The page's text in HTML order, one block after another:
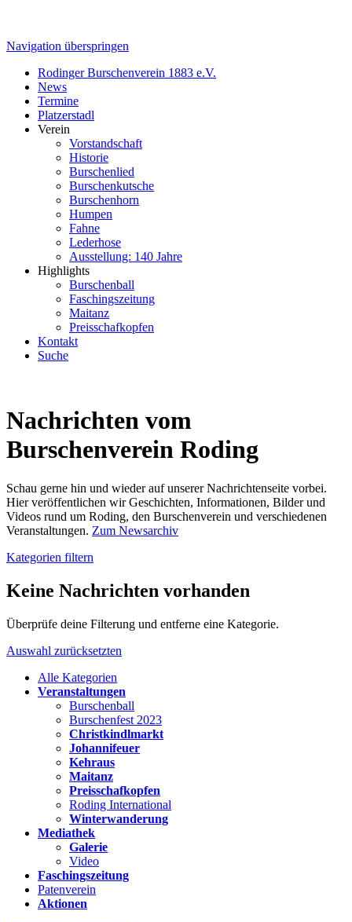
Navigation überspringen
Rodinger Burschenverein 1883 e.V.
News
Termine
Platzerstadl
Verein
Vorstandschaft
Historie
Burschenlied
Burschenkutsche
Burschenhorn
Humpen
Fahne
Lederhose
Ausstellung: 140 Jahre
Highlights
Burschenball
Faschingszeitung
Maitanz
Preisschafkopfen
Kontakt
Suche
Nachrichten vom
Burschenverein Roding
Schau gerne hin und wieder auf unserer Nachrichtenseite vorbei.
Hier veröffentlichen wir Geschichten, Informationen, Bilder und
Videos rund um Roding, den Burschenverein und verschiedenen
Veranstaltungen. Zum Newsarchiv
Kategorien filtern
Keine Nachrichten vorhanden
Überprüfe deine Filterung und entferne eine Kategorie.
Auswahl zurücksetzten
Alle Kategorien
Veranstaltungen
Burschenball
Burschenfest 2023
Christkindlmarkt
Johannifeuer
Kehraus
Maitanz
Preisschafkopfen
Roding International
Winterwanderung
Mediathek
Galerie
Video
Faschingszeitung
Patenverein
Aktionen